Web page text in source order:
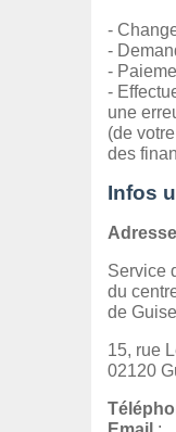
-
-
-
-
une
(de
des
Infos
Service
du
de Guise
15, rue
02120